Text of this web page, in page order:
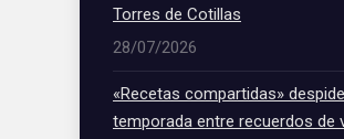
Torres de Cotillas
28/07/2026
«Recetas compartidas»
temporada entre recuerdos de